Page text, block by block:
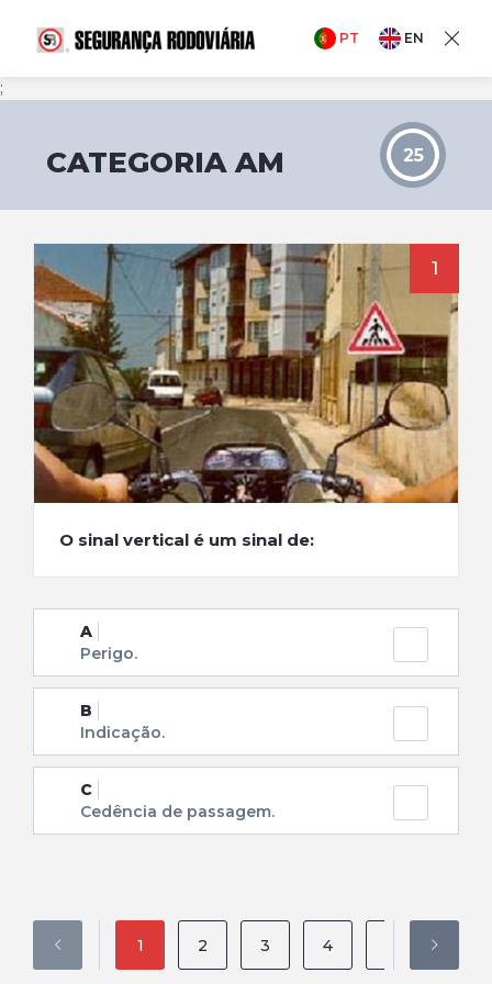
PT EN
;
CATEGORIA AM
O sinal vertical é um sinal de:
A
Perigo.
B
Indicação.
C
Cedência de passagem.
1 2 3 4